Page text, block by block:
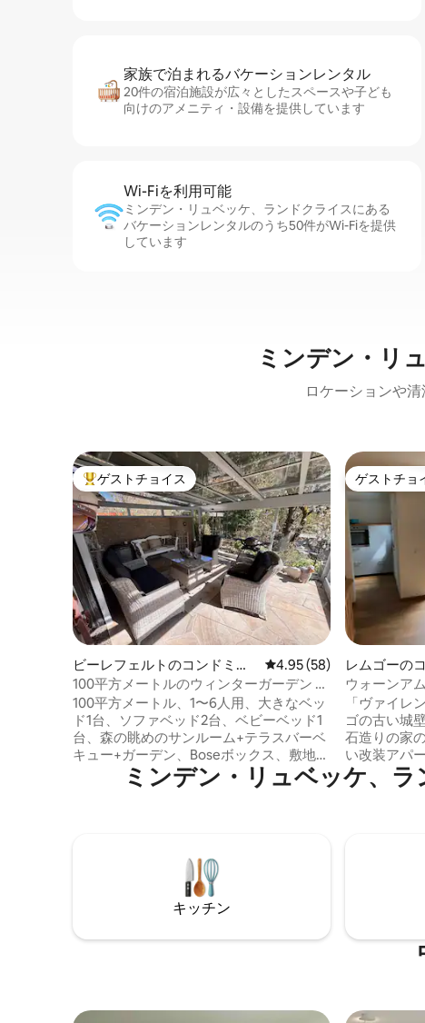
家族で泊まれるバ⁠ケ⁠ー⁠シ⁠ョ⁠ンレ⁠ン⁠タ⁠ル
20件の宿泊施設が広々としたスペースや子ども
向けのアメニティ・設備を提供しています
Wi-Fiを利⁠用⁠可⁠能
ミンデン・リュベッケ、ランドクライスにある
バケーションレンタルのうち50件がWi-Fiを提供
しています
ミンデン・リ
ロケーションや
大好評のゲストチョイスです。
ゲストチョイス
ビーレフェルトのコンドミニ
アム
レビュー58件、5つ星中
4.95 (58)
100平方メートルのウィンターガーデン グ
リル ウォールドビュー ガーデン テラス
100平方メートル、1〜6人用、大きなベッ
ド1台、ソファベッド2台、ベビーベッド1
台、森の眺めのサンルーム+テラスバーベ
キュー+ガーデン、Boseボックス、敷地内
の駐車場+自転車ガレージ（鍵付き）、ガ
ーデンソファ+ビーチチェア、IHクッキン
ム、ダイニングルーム、バスルーム/シャ
ワー、床暖房、すべての場所に寄木細
工、収納室、クローゼット。近くに：シ
ョッピング、銀行、薬局、パン屋、中心
部へのバス、テウトブルガー・ヴァルト/
ルッター、A33に近い。
ゲストチョ
ゲストチョ
レムゴーの
ウォーンア
「ヴァイレ
ゴの古い城
石造りの家
い改装アパ
ー断熱材、
レムゴの旧
ム - 食器洗
きダイニン
ールに面し
煙のアパー
ミンデン・リュベッケ、
キッチン